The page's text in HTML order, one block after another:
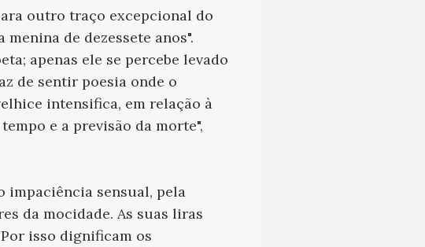
outro traço excepcional do
de dezessete anos".
apenas ele se percebe levado
de sentir poesia onde o
intensifica, em relação à
e a previsão da morte",
impaciência sensual, pela
da mocidade. As suas liras
isso dignificam os